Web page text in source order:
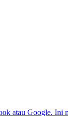
atau Google. Ini